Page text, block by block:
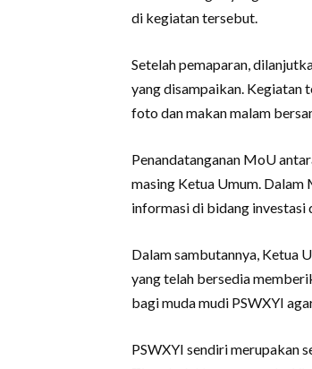
di kegiatan tersebut.
Setelah pemaparan,
yang disampaikan. Kegiatan
foto dan makan malam
Penandatanganan MoU
masing Ketua Umum.
informasi di bidang investasi
Dalam sambutannya, Ketua
yang telah bersedia
bagi muda mudi PSWXYI
PSWXYI sendiri merupakan